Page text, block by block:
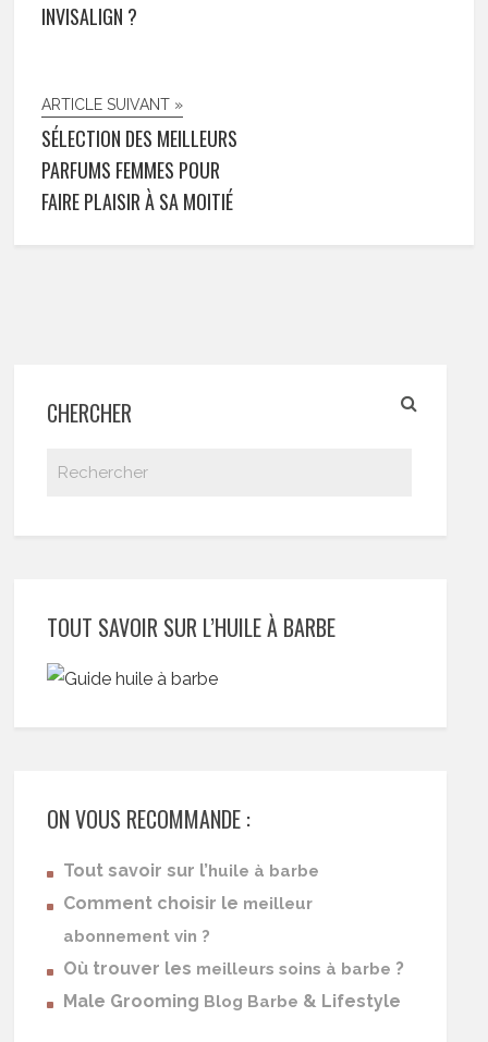
INVISALIGN ?
ARTICLE SUIVANT »
SÉLECTION DES MEILLEURS
PARFUMS FEMMES POUR
FAIRE PLAISIR À SA MOITIÉ
CHERCHER
TOUT SAVOIR SUR L’HUILE À BARBE
ON VOUS RECOMMANDE :
Tout savoir sur l’huile à barbe
Comment choisir le meilleur
abonnement vin ?
Où trouver les meilleurs soins à barbe ?
Male Grooming Blog Barbe & Lifestyle